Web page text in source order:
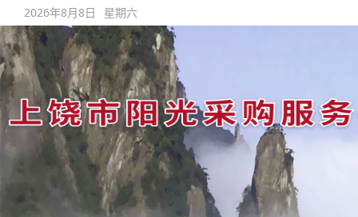
2026年8月8日 星期六